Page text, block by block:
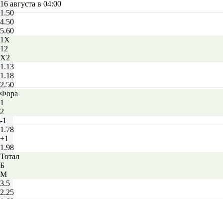
16 августа в 04:00
1.50
4.50
5.60
1X
12
X2
1.13
1.18
2.50
Фора
1
2
-1
1.78
+1
1.98
Тотал
Б
М
3.5
2.25